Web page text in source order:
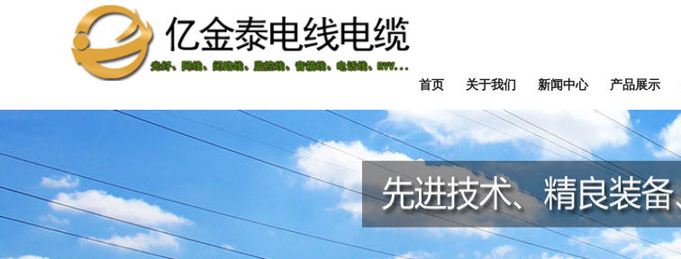
首页 关于我们 新闻中心 产品展示